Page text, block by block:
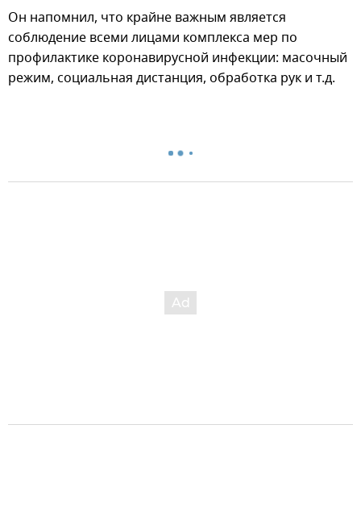
Он напомнил, что крайне важным является
соблюдение всеми лицами комплекса мер по
профилактике коронавирусной инфекции: масочный
режим, социальная дистанция, обработка рук и т.д.